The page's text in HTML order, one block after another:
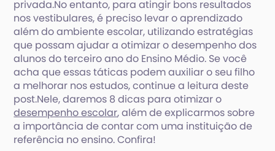
privada.No entanto, para atingir bons resultados
nos vestibulares, é preciso levar o aprendizado
além do ambiente escolar, utilizando estratégias
que possam ajudar a otimizar o desempenho dos
alunos do terceiro ano do Ensino Médio. Se você
acha que essas táticas podem auxiliar o seu filho
a melhorar nos estudos, continue a leitura deste
post.Nele, daremos 8 dicas para otimizar o
desempenho escolar, além de explicarmos sobre
a importância de contar com uma instituição de
referência no ensino. Confira!